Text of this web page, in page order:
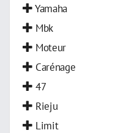
Yamaha
Mbk
Moteur
Carénage
47
Rieju
Limit